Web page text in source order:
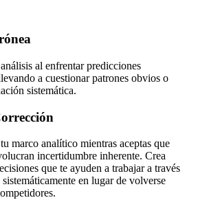
al enfrentar predicciones
a cuestionar patrones obvios o
sistemática.
marco analítico mientras aceptas que
incertidumbre inherente. Crea
que te ayuden a trabajar a través
en lugar de volverse